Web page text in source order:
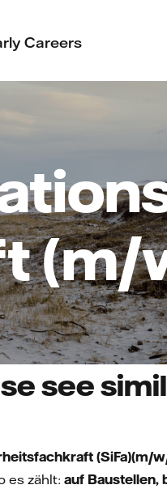
Careers
(m/
see
(SiFa)(m/
es zählt:auf Baustellen,